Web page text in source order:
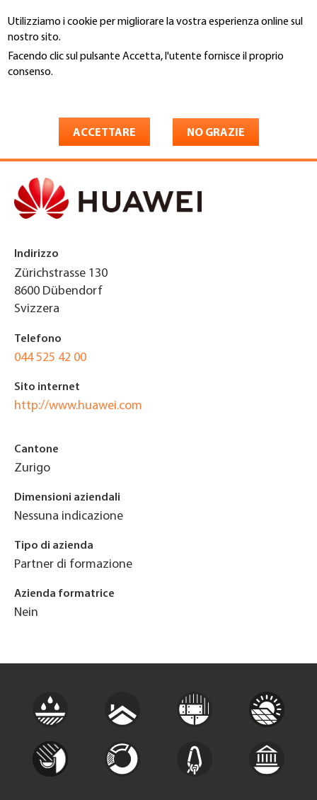
Utilizziamo i cookie per migliorare la vostra esperienza online sul
nostro sito.
Facendo clic sul pulsante Accetta, l'utente fornisce il proprio
consenso.
ACCETTARE NO GRAZIE
al
contenuto
principale
You
Switzerland AG
Indirizzo
Zürichstrasse 130
8600 Dübendorf
Svizzera
Telefono
044 525 42 00
Sito internet
http://www.huawei.com
Cantone
Zurigo
Dimensioni aziendali
Nessuna indicazione
Tipo di azienda
Partner di formazione
Azienda formatrice
Nein